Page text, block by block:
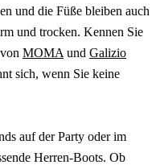
und die Füße bleiben auch
und trocken. Kennen Sie
MOMA und Galizio
sich, wenn Sie keine
auf der Party oder im
Herren-Boots. Ob